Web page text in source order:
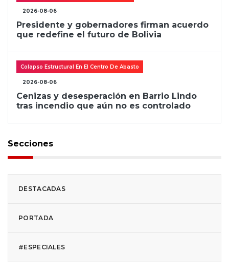
2026-08-06
Presidente y gobernadores firman acuerdo
que redefine el futuro de Bolivia
Colapso Estructural En El Centro De Abasto
2026-08-06
Cenizas y desesperación en Barrio Lindo
tras incendio que aún no es controlado
Secciones
DESTACADAS
PORTADA
#ESPECIALES